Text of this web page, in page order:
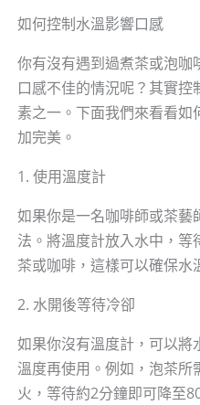
如何控制水溫影響口感
你有沒有遇到過煮茶或泡咖
口感不佳的情況呢？其實
素之一。下面我們來看看
加完美。
1. 使用溫度計
如果你是一名咖啡師或茶藝
法。將溫度計放入水中，
茶或咖啡，這樣可以確保水
2. 水開後等待冷卻
如果你沒有溫度計，可以將
溫度再使用。例如，泡茶
火，等待約2分鐘即可降至